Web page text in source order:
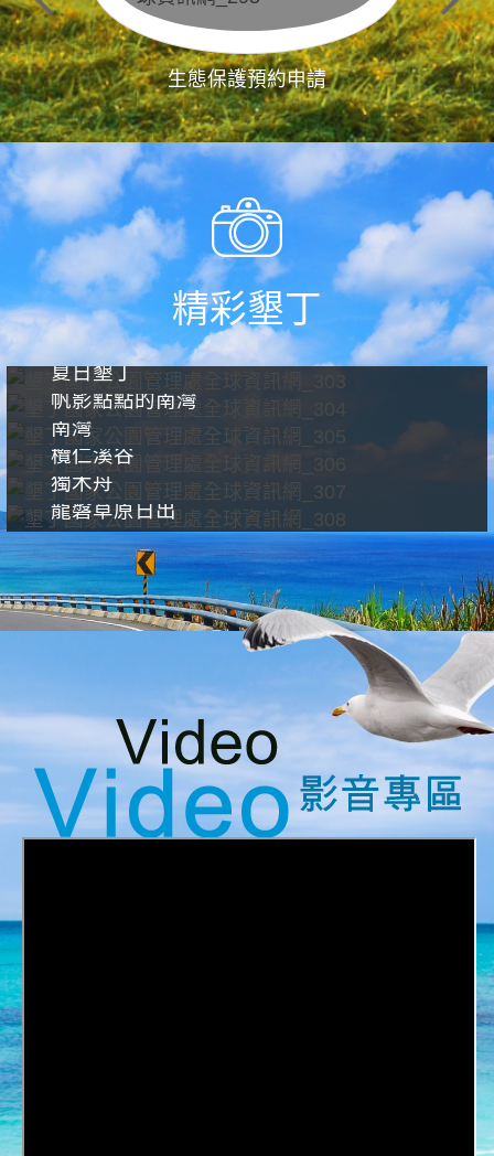
生態保護預約申請
精彩墾丁
夏日墾丁
帆影點點的南灣
南灣
欖仁溪谷
獨木舟
龍磐草原日出